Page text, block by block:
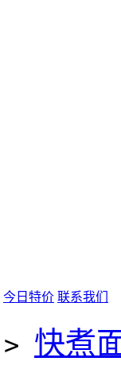
今日特价 联系我们
> 快煮